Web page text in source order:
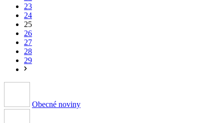
23
24
25
26
27
28
29
Obecné noviny